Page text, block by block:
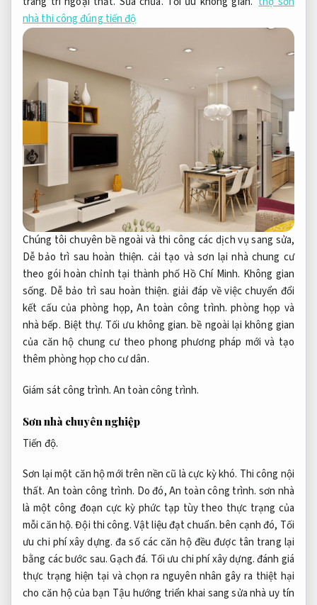
nhà thi công đúng tiến độ
Chúng tôi chuyên bề ngoài và thi công các dịch vụ sang sửa,
Dễ bảo trì sau hoàn thiện. cải tạo và sơn lại nhà chung cư
theo gói hoàn chỉnh tại thành phố Hồ Chí Minh. Không gian
sống. Dễ bảo trì sau hoàn thiện. giải đáp về việc chuyển đổi
kết cấu của phòng họp,An toàn công trình. phòng họp và
nhà bếp. Biệt thự. Tối ưu không gian. bề ngoài lại không gian
của căn hộ chung cư theo phong phương pháp mới và tạo
thêm phòng họp cho cư dân.
Giám sát công trình.An toàn công trình.
Sơn nhà chuyên nghiệp
Tiến độ.
Sơn lại một căn hộ mới trên nền cũ là cực kỳ khó. Thi công nội
thất. An toàn công trình. Do đó,An toàn công trình. sơn nhà
là một công đoạn cực kỳ phức tạp tùy theo thực trạng của
mỗi căn hộ.Đội thi công.Vật liệu đạt chuẩn.bên cạnh đó, Tối
ưu chi phí xây dựng. đa số các căn hộ đều được tân trang lại
bằng các bước sau.Gạch đá. Tối ưu chi phí xây dựng.đánh giá
thực trạng hiện tại và chọn ra nguyên nhân gây ra thiệt hại
cho căn hộ của bạn Tậu hướng triển khai sang sửa nhà uy tín